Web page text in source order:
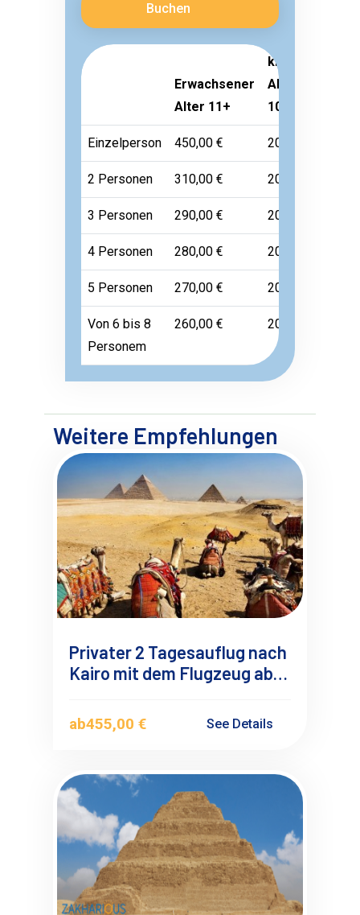
Buchen
Erwachsener
Alter 11+
kind
Alter 3-
10
Einzelperson 450,00 € 200,00 €
2 Personen 310,00 € 200,00 €
3 Personen 290,00 € 200,00 €
4 Personen 280,00 € 200,00 €
5 Personen 270,00 € 200,00 €
Von 6 bis 8
Personem
260,00 € 200,00 €
Weitere Empfehlungen
Privater 2 Tagesauflug nach
Kairo mit dem Flugzeug ab
ab455,00 € See Details